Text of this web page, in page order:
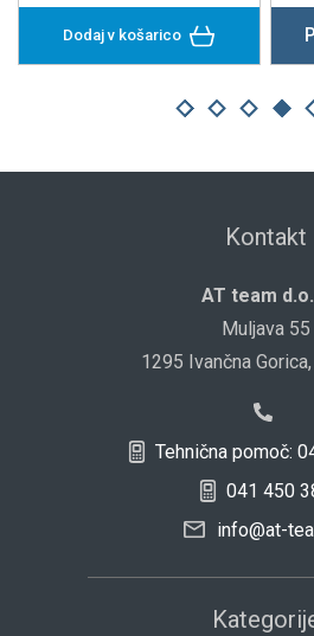
Povpraševanje
Kontakt
AT team
Muljava 55
1295 Ivančna
Tehnična pomoč:
041 450
info@at-